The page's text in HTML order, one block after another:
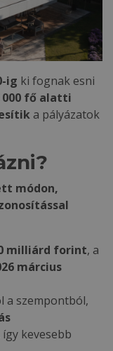
ig ki fognak esni
000 fő alatti
a pályázatok
módon,
milliárd forint, a
március
a szempontból,
így kevesebb